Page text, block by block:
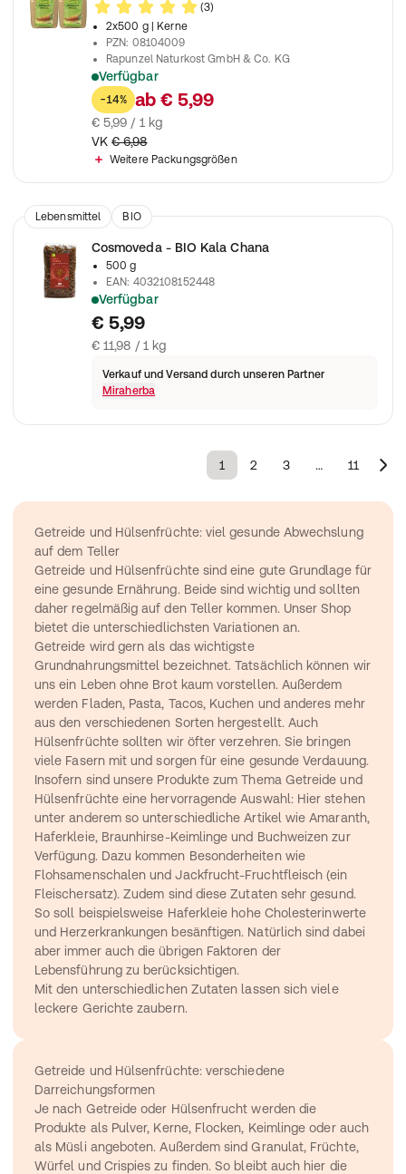
(3)
2x500 g
| Kerne
PZN: 08104009
Rapunzel Naturkost GmbH & Co. KG
Verfügbar
Ideal zum Kochen und Backen
-14% ab € 5,99
€ 5,99 / 1 kg
VK € 6,98
Weitere Packungsgrößen
Lebensmittel BIO
Cosmoveda - BIO Kala Chana
500 g
EAN: 4032108152448
Verfügbar
Im Geschmack sind sie ähnlich ihren größeren Verwandten.
€ 5,99
€ 11,98 / 1 kg
Verkauf und Versand durch unseren Partner
Miraherba
1 2 3 … 11
Getreide und Hülsenfrüchte: viel gesunde Abwechslung
auf dem Teller
Getreide und Hülsenfrüchte sind eine gute Grundlage für
eine gesunde Ernährung. Beide sind wichtig und sollten
daher regelmäßig auf den Teller kommen. Unser Shop
bietet die unterschiedlichsten Variationen an.
Getreide wird gern als das wichtigste
Grundnahrungsmittel bezeichnet. Tatsächlich können wir
uns ein Leben ohne Brot kaum vorstellen. Außerdem
werden Fladen, Pasta, Tacos, Kuchen und anderes mehr
aus den verschiedenen Sorten hergestellt. Auch
Hülsenfrüchte sollten wir öfter verzehren. Sie bringen
viele Fasern mit und sorgen für eine gesunde Verdauung.
Insofern sind unsere Produkte zum Thema Getreide und
Hülsenfrüchte eine hervorragende Auswahl: Hier stehen
unter anderem so unterschiedliche Artikel wie Amaranth,
Haferkleie, Braunhirse-Keimlinge und Buchweizen zur
Verfügung. Dazu kommen Besonderheiten wie
Flohsamenschalen und Jackfrucht-Fruchtfleisch (ein
Fleischersatz). Zudem sind diese Zutaten sehr gesund.
So soll beispielsweise Haferkleie hohe Cholesterinwerte
und Herzerkrankungen besänftigen. Natürlich sind dabei
aber immer auch die übrigen Faktoren der
Lebensführung zu berücksichtigen.
Mit den unterschiedlichen Zutaten lassen sich viele
leckere Gerichte zaubern.
Getreide und Hülsenfrüchte: verschiedene
Darreichungsformen
Je nach Getreide oder Hülsenfrucht werden die
Produkte als Pulver, Kerne, Flocken, Keimlinge oder auch
als Müsli angeboten. Außerdem sind Granulat, Früchte,
Würfel und Crispies zu finden. So bleibt auch hier die